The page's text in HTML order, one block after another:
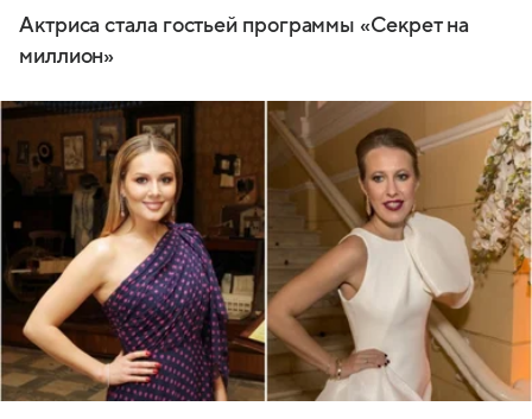
Актриса стала гостьей программы «Секрет на
миллион»